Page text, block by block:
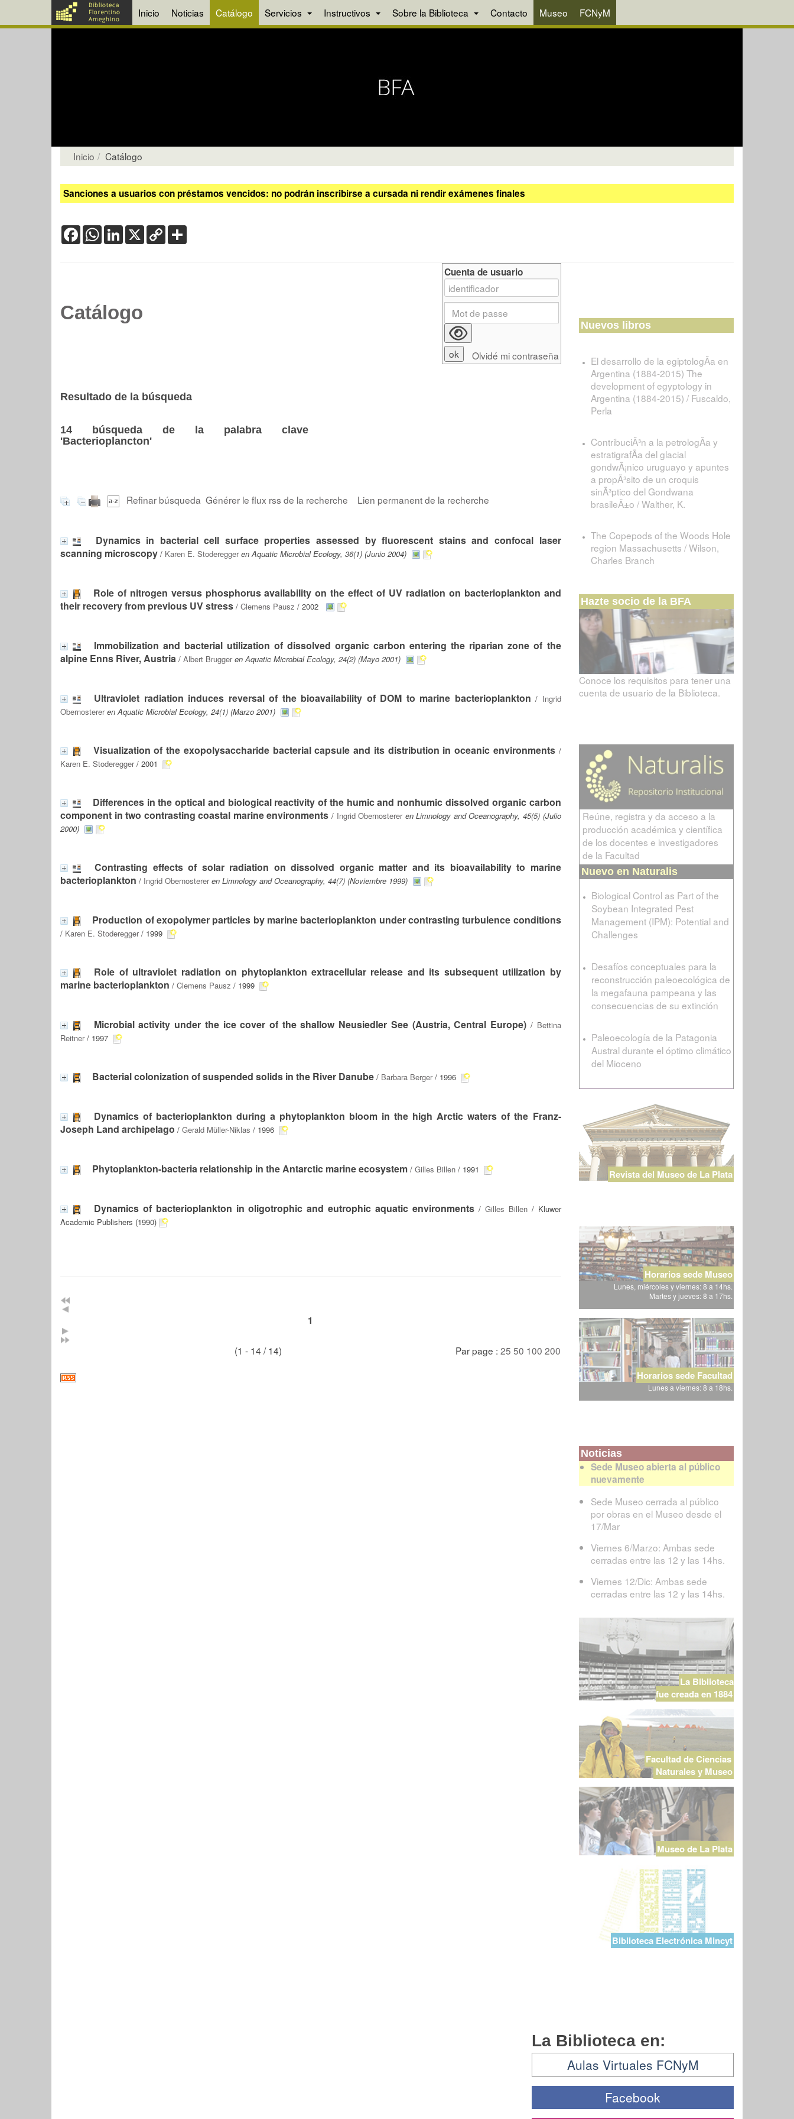
Inicio Noticias Catálogo Servicios Instructivos Sobre la Biblioteca Contacto Museo FCNyM
Inicio Catálogo
Sanciones a usuarios con préstamos vencidos: no podrán inscribirse a cursada ni rendir exámenes finales
FacebookWhatsApp
LinkedIn
X Copy
Link
Catálogo
Resultado de la búsqueda
14 búsqueda de la palabra clave
'Bacterioplancton'
Refinar búsqueda Générer le flux rss de la recherche Lien permanent de la recherche
Dynamics in bacterial cell surface properties assessed by fluorescent stains and confocal laser
scanning microscopy / Karen E. Stoderegger en Aquatic Microbial Ecology, 36(1) (Junio 2004)
Role of nitrogen versus phosphorus availability on the effect of UV radiation on bacterioplankton and
their recovery from previous UV stress / Clemens Pausz / 2002
Immobilization and bacterial utilization of dissolved organic carbon entering the riparian zone of the
alpine Enns River, Austria / Albert Brugger en Aquatic Microbial Ecology, 24(2) (Mayo 2001)
Ultraviolet radiation induces reversal of the bioavailability of DOM to marine bacterioplankton / Ingrid
Obernosterer en Aquatic Microbial Ecology, 24(1) (Marzo 2001)
Visualization of the exopolysaccharide bacterial capsule and its distribution in oceanic environments/
Karen E. Stoderegger/ 2001
Differences in the optical and biological reactivity of the humic and nonhumic dissolved organic carbon
component in two contrasting coastal marine environments / Ingrid Obernosterer en Limnology and Oceanography, 45(5) (Julio
2000)
Contrasting effects of solar radiation on dissolved organic matter and its bioavailability to marine
bacterioplankton / Ingrid Obernosterer en Limnology and Oceanography, 44(7) (Noviembre 1999)
Production of exopolymer particles by marine bacterioplankton under contrasting turbulence conditions
/ Karen E. Stoderegger/ 1999
Role of ultraviolet radiation on phytoplankton extracellular release and its subsequent utilization by
marine bacterioplankton / Clemens Pausz / 1999
Microbial activity under the ice cover of the shallow Neusiedler See (Austria, Central Europe) / Bettina
Reitner/ 1997
Bacterial colonization of suspended solids in the River Danube / Barbara Berger/ 1996
Dynamics of bacterioplankton during a phytoplankton bloom in the high Arctic waters of the Franz-
Joseph Land archipelago / Gerald Müller-Niklas / 1996
Phytoplankton-bacteria relationship in the Antarctic marine ecosystem / Gilles Billen / 1991
Dynamics of bacterioplankton in oligotrophic and eutrophic aquatic environments / Gilles Billen/ Kluwer
Academic Publishers (1990)
1
(1 - 14 / 14) Par page : 25 50 100 200
Cuenta de usuario
Olvidé mi contraseña
Nuevos libros
El desarrollo de la egiptologÃ­a en
Argentina (1884-2015) The
development of egyptology in
Argentina (1884-2015) / Fuscaldo,
Perla
ContribuciÃ³n a la petrologÃ­a y
estratigrafÃ­a del glacial
gondwÃ¡nico uruguayo y apuntes
a propÃ³sito de un croquis
sinÃ³ptico del Gondwana
brasileÃ±o / Walther, K.
The Copepods of the Woods Hole
region Massachusetts / Wilson,
Charles Branch
Hazte socio de la BFA
Conoce los requisitos para tener una
cuenta de usuario de la Biblioteca.
Reúne, registra y da acceso a la
producción académica y científica
de los docentes e investigadores
de la Facultad
Nuevo en Naturalis
Biological Control as Part of the
Soybean Integrated Pest
Management (IPM): Potential and
Challenges
Desafíos conceptuales para la
reconstrucción paleoecológica de
la megafauna pampeana y las
consecuencias de su extinción
Paleoecología de la Patagonia
Austral durante el óptimo climático
del Mioceno
Revista del Museo de La Plata
Horarios sede Museo
Lunes, miércoles y viernes: 8 a 14hs.
Martes y jueves: 8 a 17hs.
Horarios sede Facultad
Lunes a viernes: 8 a 18hs.
Noticias
Sede Museo abierta al público
nuevamente
Sede Museo cerrada al público
por obras en el Museo desde el
17/Mar
Viernes 6/Marzo: Ambas sede
cerradas entre las 12 y las 14hs.
Viernes 12/Dic: Ambas sede
cerradas entre las 12 y las 14hs.
La Biblioteca
fue creada en 1884
Facultad de Ciencias
Naturales y Museo
Museo de La Plata
Biblioteca Electrónica Mincyt
La Biblioteca en:
Aulas Virtuales FCNyM
Facebook